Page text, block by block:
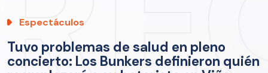
Espectáculos
Tuvo problemas de salud en pleno
concierto: Los Bunkers definieron quién